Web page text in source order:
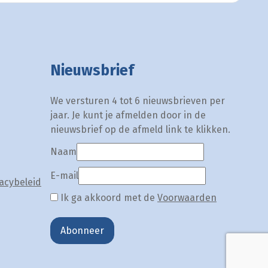
Nieuwsbrief
We versturen 4 tot 6 nieuwsbrieven per
jaar. Je kunt je afmelden door in de
nieuwsbrief op de afmeld link te klikken.
Naam
E-mail
Ik ga akkoord met de Voorwaarden
Abonneer